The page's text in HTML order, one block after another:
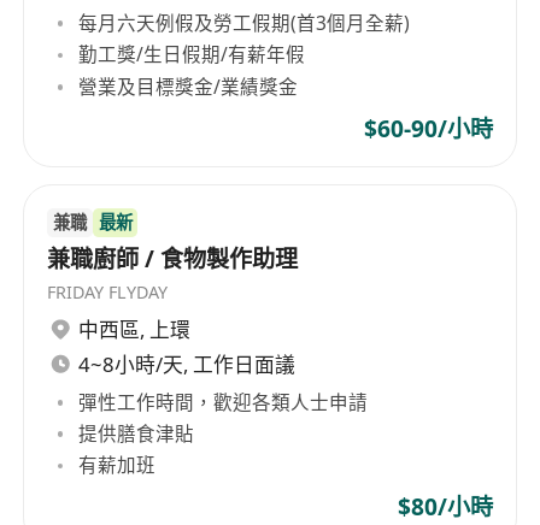
每月六天例假及勞工假期(首3個月全薪)
勤工獎/生日假期/有薪年假
營業及目標獎金/業績獎金
$60-90/小時
兼職 最新
兼職廚師 / 食物製作助理
FRIDAY FLYDAY
中西區, 上環
4~8小時/天, 工作日面議
彈性工作時間，歡迎各類人士申請
提供膳食津貼
有薪加班
$80/小時